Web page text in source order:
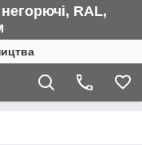
RAL,